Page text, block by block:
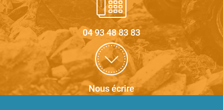
04 93 48 83 83
Nous écrire